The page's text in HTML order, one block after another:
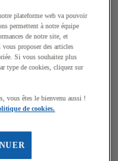
plateforme web va pouvoir
permettent à notre équipe
de notre site, et
proposer des articles
Si vous souhaitez plus
type de cookies, cliquez sur
vous êtes le bienvenu aussi !
de cookies.